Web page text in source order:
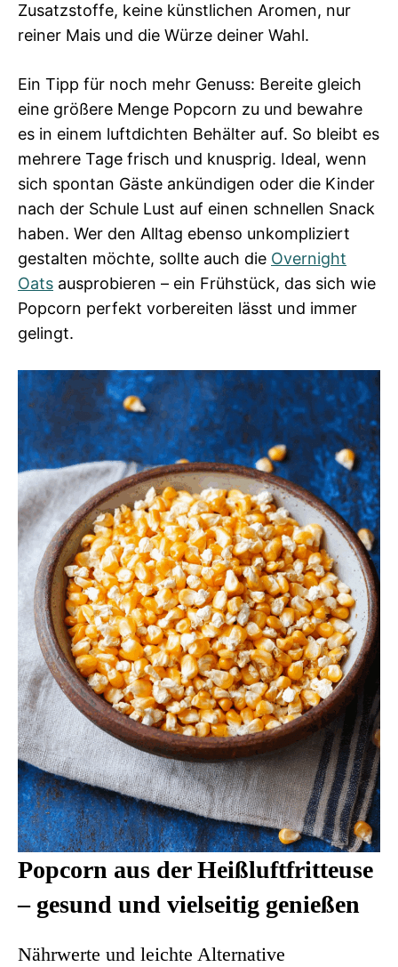
Zusatzstoffe, keine künstlichen Aromen, nur
reiner Mais und die Würze deiner Wahl.
Ein Tipp für noch mehr Genuss: Bereite gleich
eine größere Menge Popcorn zu und bewahre
es in einem luftdichten Behälter auf. So bleibt es
mehrere Tage frisch und knusprig. Ideal, wenn
sich spontan Gäste ankündigen oder die Kinder
nach der Schule Lust auf einen schnellen Snack
haben. Wer den Alltag ebenso unkompliziert
gestalten möchte, sollte auch die Overnight
Oats ausprobieren – ein Frühstück, das sich wie
Popcorn perfekt vorbereiten lässt und immer
gelingt.
Popcorn aus der Heißluftfritteuse
– gesund und vielseitig genießen
Nährwerte und leichte Alternative